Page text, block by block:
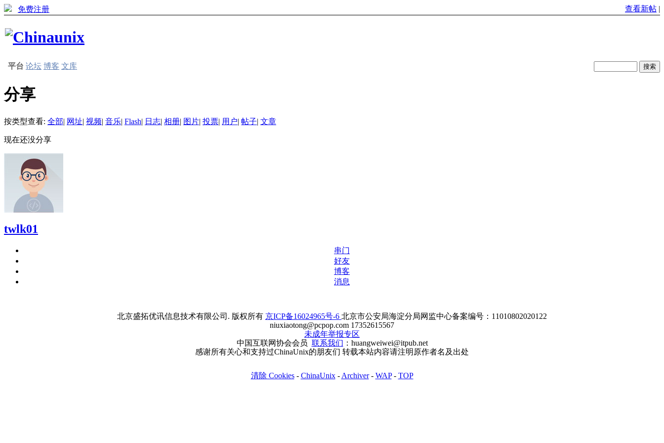
免费注册 查看新帖 |
平台 论坛 博客 文库
分享
按类型查看: 全部| 网址| 视频| 音乐| Flash| 日志| 相册| 图片| 投票| 用户| 帖子| 文章
现在还没分享
twlk01
串门
好友
博客
消息
北京盛拓优讯信息技术有限公司. 版权所有 京ICP备16024965号-6 北京市公安局海淀分局网监中心备案编号：11010802020122
niuxiaotong@pcpop.com 17352615567
未成年举报专区
中国互联网协会会员 联系我们 ：huangweiwei@itpub.net
感谢所有关心和支持过ChinaUnix的朋友们 转载本站内容请注明原作者名及出处
清除 Cookies- ChinaUnix- Archiver- WAP- TOP